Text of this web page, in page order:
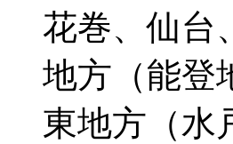
花巻、仙台
地方（能登
東地方（水